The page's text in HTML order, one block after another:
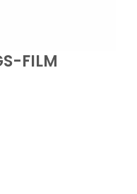
FILM